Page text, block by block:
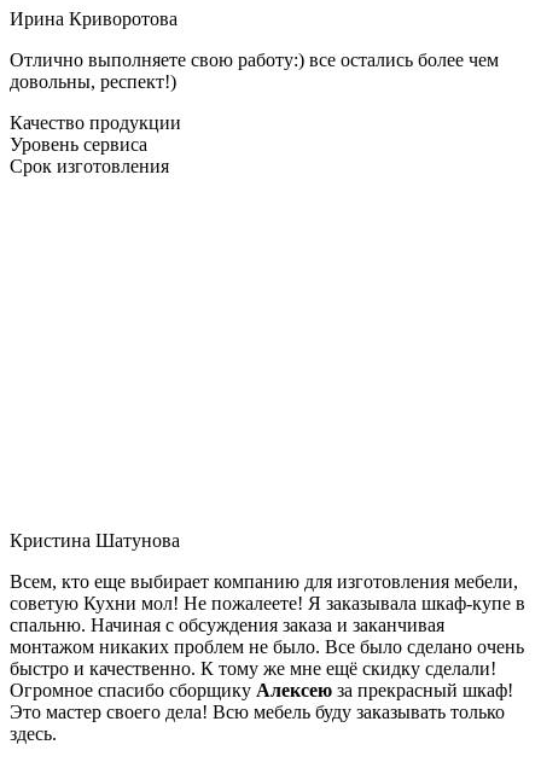
Ирина Криворотова
Отлично выполняете свою работу:) все остались более чем
довольны, респект!)
Качество продукции
Уровень сервиса
Срок изготовления
Кристина Шатунова
Всем, кто еще выбирает компанию для изготовления мебели,
советую Кухни мол! Не пожалеете! Я заказывала шкаф-купе в
спальню. Начиная с обсуждения заказа и заканчивая
монтажом никаких проблем не было. Все было сделано очень
быстро и качественно. К тому же мне ещё скидку сделали!
Огромное спасибо сборщику Алексею за прекрасный шкаф!
Это мастер своего дела! Всю мебель буду заказывать только
здесь.